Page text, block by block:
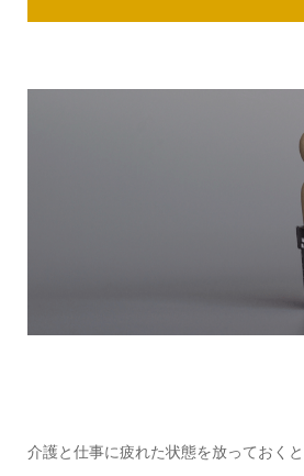
介護と仕事に疲れた状態を放っておく